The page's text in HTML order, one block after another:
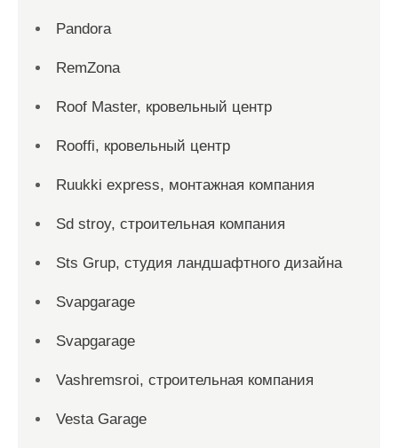
Pandora
RemZona
Roof Master, кровельный центр
Rooffi, кровельный центр
Ruukki express, монтажная компания
Sd stroy, строительная компания
Sts Grup, студия ландшафтного дизайна
Svapgarage
Svapgarage
Vashremsroi, строительная компания
Vesta Garage